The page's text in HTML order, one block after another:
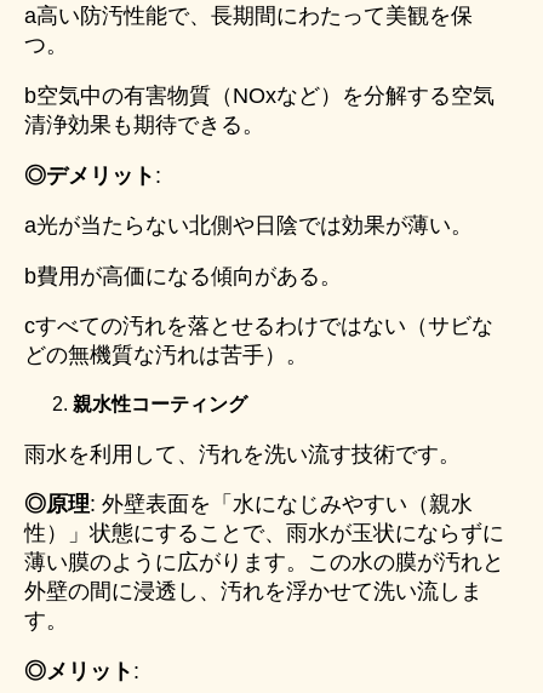
a高い防汚性能で、長期間にわたって美観を保
つ。
b空気中の有害物質（NOxなど）を分解する空気
清浄効果も期待できる。
◎デメリット :
a光が当たらない北側や日陰では効果が薄い。
b費用が高価になる傾向がある。
cすべての汚れを落とせるわけではない（サビな
どの無機質な汚れは苦手）。
親水性コーティング
雨水を利用して、汚れを洗い流す技術です。
◎原理: 外壁表面を「水になじみやすい（親水
性）」状態にすることで、雨水が玉状にならずに
薄い膜のように広がります。この水の膜が汚れと
外壁の間に浸透し、汚れを浮かせて洗い流しま
す。
◎メリット :